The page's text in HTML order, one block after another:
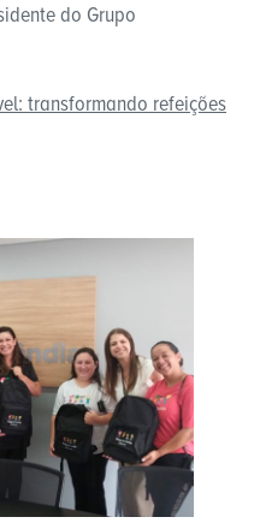
do Grupo
transformando refeições